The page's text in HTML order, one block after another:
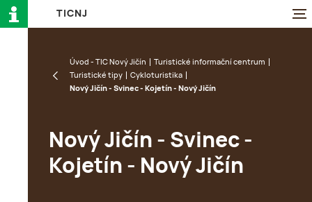
TI CN J
Úvod - TIC Nový Jičín
Turistické informační centrum
Turistické tipy
Cykloturistika
Nový Jičín - Svinec - Kojetín - Nový Jičín
Nový Jičín - Svinec -
Kojetín - Nový Jičín